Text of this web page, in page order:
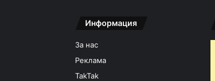
Информация
За нас
Реклама
TakTak